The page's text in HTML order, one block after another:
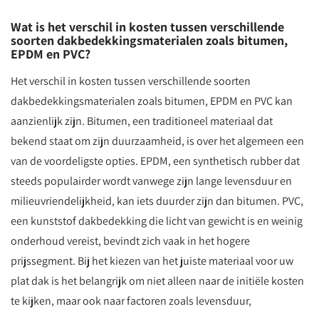
Wat is het verschil in kosten tussen verschillende
soorten dakbedekkingsmaterialen zoals bitumen,
EPDM en PVC?
Het verschil in kosten tussen verschillende soorten
dakbedekkingsmaterialen zoals bitumen, EPDM en PVC kan
aanzienlijk zijn. Bitumen, een traditioneel materiaal dat
bekend staat om zijn duurzaamheid, is over het algemeen een
van de voordeligste opties. EPDM, een synthetisch rubber dat
steeds populairder wordt vanwege zijn lange levensduur en
milieuvriendelijkheid, kan iets duurder zijn dan bitumen. PVC,
een kunststof dakbedekking die licht van gewicht is en weinig
onderhoud vereist, bevindt zich vaak in het hogere
prijssegment. Bij het kiezen van het juiste materiaal voor uw
plat dak is het belangrijk om niet alleen naar de initiële kosten
te kijken, maar ook naar factoren zoals levensduur,